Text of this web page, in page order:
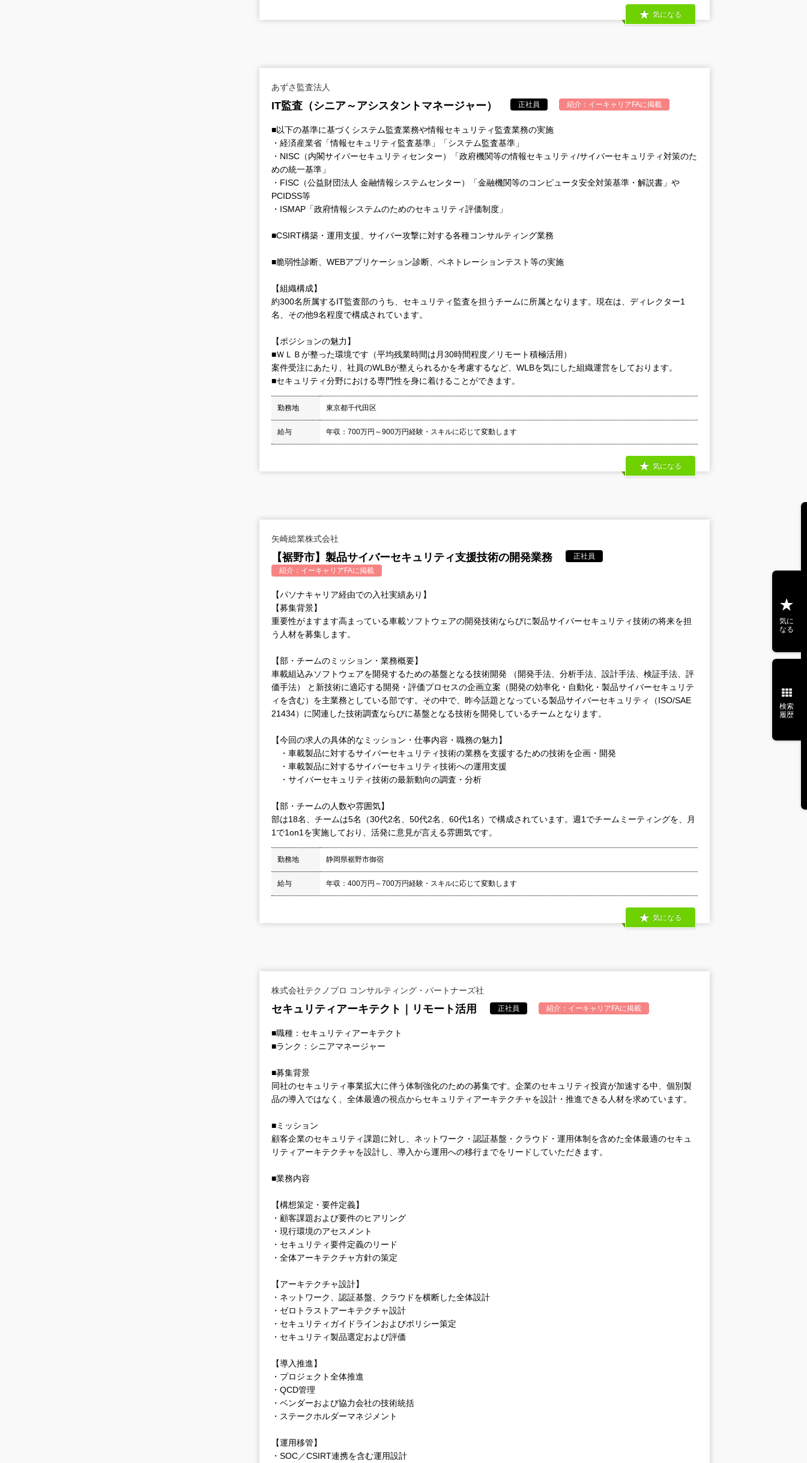
気になる
あずさ監査法人
IT監査（シニア～アシスタントマネージャー） 正社員 紹介： イーキャリアFAに掲載
■以下の基準に基づくシステム監査業務や情報セキュリティ監査業務の実施
・経済産業省「情報セキュリティ監査基準」「システム監査基準」
・NISC（内閣サイバーセキュリティセンター）「政府機関等の情報セキュリティ/サイバーセキュリティ対策のた
めの統一基準」
・FISC（公益財団法人 金融情報システムセンター）「金融機関等のコンピュータ安全対策基準・解説書」や
PCIDSS等
・ISMAP「政府情報システムのためのセキュリティ評価制度」
■CSIRT構築・運用支援、サイバー攻撃に対する各種コンサルティング業務
■脆弱性診断、WEBアプリケーション診断、ペネトレーションテスト等の実施
【組織構成】
約300名所属するIT監査部のうち、セキュリティ監査を担うチームに所属となります。現在は、ディレクター1
名、その他9名程度で構成されています。
【ポジションの魅力】
■ＷＬＢが整った環境です（平均残業時間は月30時間程度／リモート積極活用）
案件受注にあたり、社員のWLBが整えられるかを考慮するなど、WLBを気にした組織運営をしております。
■セキュリティ分野における専門性を身に着けることができます。
勤務地 東京都千代田区
給与 年収：700万円～900万円経験・スキルに応じて変動します
気になる
矢崎総業株式会社
【裾野市】製品サイバーセキュリティ支援技術の開発業務
正社員
紹介： イーキャリアFAに掲載
【パソナキャリア経由での入社実績あり】
【募集背景】
重要性がますます高まっている車載ソフトウェアの開発技術ならびに製品サイバーセキュリティ技術の将来を担
う人材を募集します。
【部・チームのミッション・業務概要】
車載組込みソフトウェアを開発するための基盤となる技術開発 （開発手法、分析手法、設計手法、検証手法、評
価手法） と新技術に適応する開発・評価プロセスの企画立案（開発の効率化・自動化・製品サイバーセキュリテ
ィを含む）を主業務としている部です。その中で、昨今話題となっている製品サイバーセキュリティ（ISO/SAE
21434）に関連した技術調査ならびに基盤となる技術を開発しているチームとなります。
【今回の求人の具体的なミッション・仕事内容・職務の魅力】
・車載製品に対するサイバーセキュリティ技術の業務を支援するための技術を企画・開発
・車載製品に対するサイバーセキュリティ技術への運用支援
・サイバーセキュリティ技術の最新動向の調査・分析
【部・チームの人数や雰囲気】
部は18名、チームは5名（30代2名、50代2名、60代1名）で構成されています。週1でチームミーティングを、月
1で1on1を実施しており、活発に意見が言える雰囲気です。
勤務地 静岡県裾野市御宿
給与 年収：400万円～700万円経験・スキルに応じて変動します
気になる
株式会社テクノプロ コンサルティング・パートナーズ社
セキュリティアーキテクト｜リモート活用 正社員 紹介： イーキャリアFAに掲載
■職種：セキュリティアーキテクト
■ランク：シニアマネージャー
■募集背景
同社のセキュリティ事業拡大に伴う体制強化のための募集です。企業のセキュリティ投資が加速する中、個別製
品の導入ではなく、全体最適の視点からセキュリティアーキテクチャを設計・推進できる人材を求めています。
■ミッション
顧客企業のセキュリティ課題に対し、ネットワーク・認証基盤・クラウド・運用体制を含めた全体最適のセキュ
リティアーキテクチャを設計し、導入から運用への移行までをリードしていただきます。
■業務内容
【構想策定・要件定義】
・顧客課題および要件のヒアリング
・現行環境のアセスメント
・セキュリティ要件定義のリード
・全体アーキテクチャ方針の策定
【アーキテクチャ設計】
・ネットワーク、認証基盤、クラウドを横断した全体設計
・ゼロトラストアーキテクチャ設計
・セキュリティガイドラインおよびポリシー策定
・セキュリティ製品選定および評価
【導入推進】
・プロジェクト全体推進
・QCD管理
・ベンダーおよび協力会社の技術統括
・ステークホルダーマネジメント
【運用移管】
・SOC／CSIRT連携を含む運用設計
気に
なる
検索
履歴